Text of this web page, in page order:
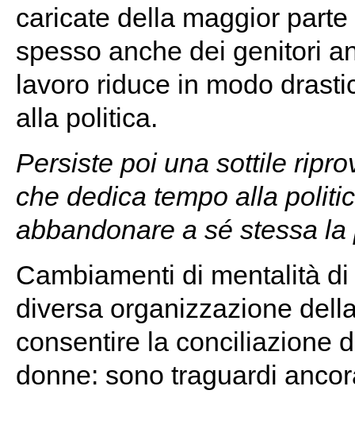
caricate della maggior
spesso anche dei genitori
lavoro riduce in modo
alla politica.
Persiste poi una sottile
che dedica tempo alla
abbandonare a sé stessa
Cambiamenti di mentalità
diversa organizzazione
consentire la conciliazione
donne: sono traguardi